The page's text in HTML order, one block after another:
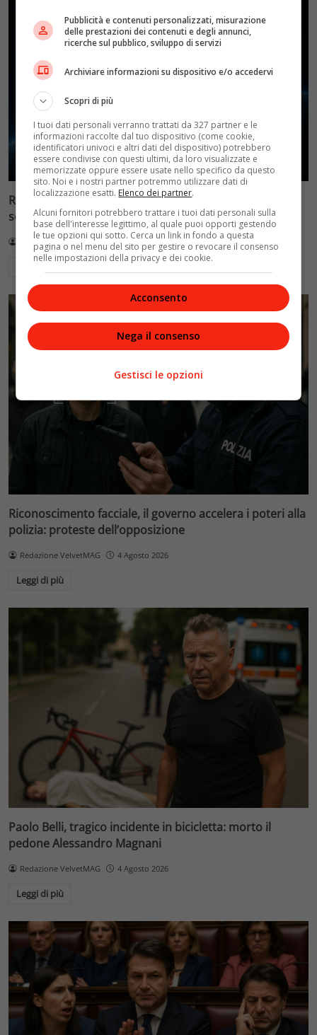
Reflect Orbital: gli specchi spaziali che promettono il
sole di notte (per 5mila dollari l’ora)
Redazione VelvetMAG 4 Agosto 2026
Riconoscimento facciale, il governo accelera i poteri alla
polizia: proteste dell’opposizione
Redazione VelvetMAG 4 Agosto 2026
Leggi di più
Paolo Belli, tragico incidente in bicicletta: morto il
pedone Alessandro Magnani
Redazione VelvetMAG 4 Agosto 2026
Leggi di più
Pubblicità e contenuti personalizzati, misurazione
delle prestazioni dei contenuti e degli annunci,
ricerche sul pubblico, sviluppo di servizi
Archiviare informazioni su dispositivo e/o accedervi
Scopri di più
I tuoi dati personali verranno trattati da 327 partner e le
informazioni raccolte dal tuo dispositivo (come cookie,
identificatori univoci e altri dati del dispositivo) potrebbero
essere condivise con questi ultimi, da loro visualizzate e
memorizzate oppure essere usate nello specifico da questo
sito. Noi e i nostri partner potremmo utilizzare dati di
localizzazione esatti. Elenco dei partner.
Alcuni fornitori potrebbero trattare i tuoi dati personali sulla
base dell'interesse legittimo, al quale puoi opporti gestendo
le tue opzioni qui sotto. Cerca un link in fondo a questa
pagina o nel menu del sito per gestire o revocare il consenso
nelle impostazioni della privacy e dei cookie.
Acconsento
Nega il consenso
Gestisci le opzioni